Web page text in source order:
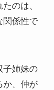
のは、
関係性で
子姉妹の
か、仲が